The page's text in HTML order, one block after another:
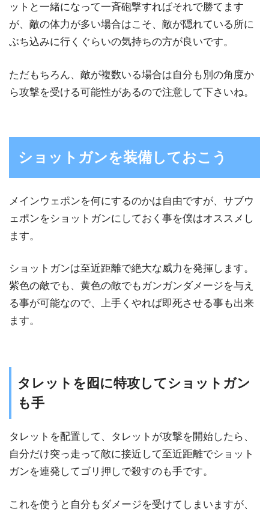
ットと一緒になって一斉砲撃すればそれで勝てます
が、敵の体力が多い場合はこそ、敵が隠れている所に
ぶち込みに行くぐらいの気持ちの方が良いです。
ただもちろん、敵が複数いる場合は自分も別の角度か
ら攻撃を受ける可能性があるので注意して下さいね。
ショットガンを装備しておこう
メインウェポンを何にするのかは自由ですが、サブウ
ェポンをショットガンにしておく事を僕はオススメし
ます。
ショットガンは至近距離で絶大な威力を発揮します。
紫色の敵でも、黄色の敵でもガンガンダメージを与え
る事が可能なので、上手くやれば即死させる事も出来
ます。
タレットを囮に特攻してショットガン
も手
タレットを配置して、タレットが攻撃を開始したら、
自分だけ突っ走って敵に接近して至近距離でショット
ガンを連発してゴリ押しで殺すのも手です。
これを使うと自分もダメージを受けてしまいますが、